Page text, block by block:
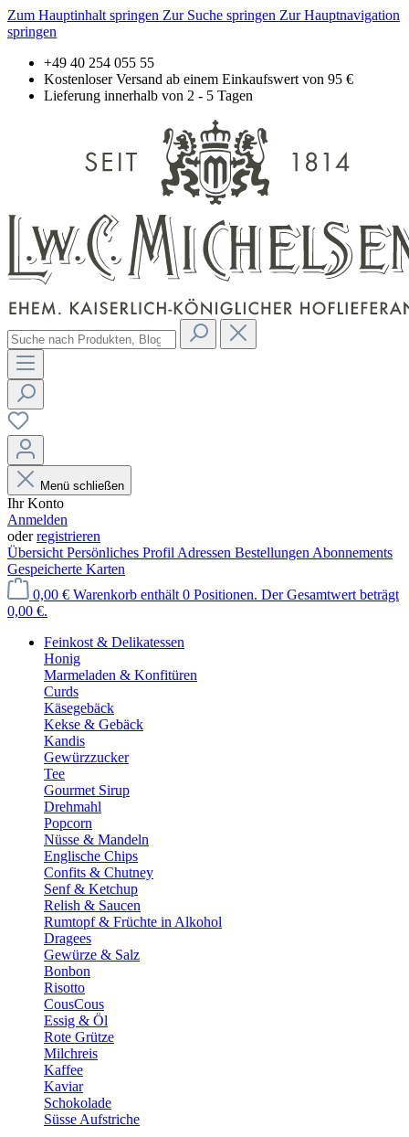
Zum Hauptinhalt springen Zur Suche springen Zur Hauptnavigation
springen
+49 40 254 055 55
Kostenloser Versand ab einem Einkaufswert von 95 €
Lieferung innerhalb von 2 - 5 Tagen
Menü schließen
Ihr Konto
Anmelden
oderregistrieren
Übersicht Persönliches Profil Adressen Bestellungen Abonnements
Gespeicherte Karten
0,00 € Warenkorb enthält 0 Positionen. Der Gesamtwert beträgt
0,00 €.
Feinkost & Delikatessen
Honig
Marmeladen & Konfitüren
Curds
Käsegebäck
Kekse & Gebäck
Kandis
Gewürzzucker
Tee
Gourmet Sirup
Drehmahl
Popcorn
Nüsse & Mandeln
Englische Chips
Confits & Chutney
Senf & Ketchup
Relish & Saucen
Rumtopf & Früchte in Alkohol
Dragees
Gewürze & Salz
Bonbon
Risotto
CousCous
Essig & Öl
Rote Grütze
Milchreis
Kaffee
Kaviar
Schokolade
Süsse Aufstriche